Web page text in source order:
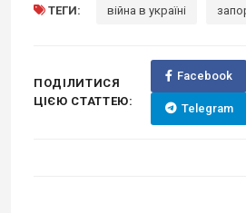
ТЕГИ: війна в україні
ПОДІЛИТИСЯ
ЦІЄЮ СТАТТЕЮ:
Facebook
Telegram